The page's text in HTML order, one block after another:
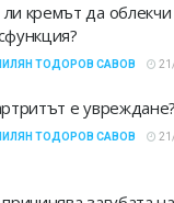
кремът да облекчи
ТОДОРОВ САВОВ
е увреждане?
ТОДОРОВ САВОВ